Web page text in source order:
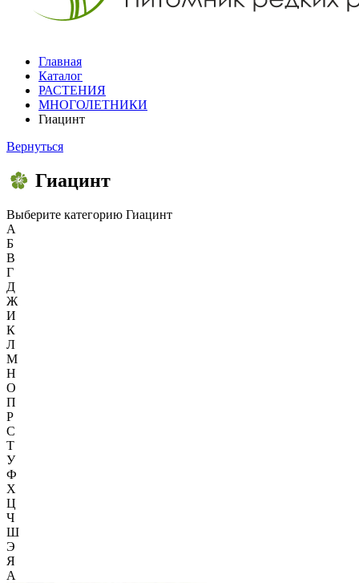
Главная
Каталог
РАСТЕНИЯ
МНОГОЛЕТНИКИ
Гиацинт
Вернуться
Гиацинт
Выберите категорию Гиацинт
А
Б
В
Г
Д
Ж
И
К
Л
М
Н
О
П
Р
С
Т
У
Ф
Х
Ц
Ч
Ш
Э
Я
А